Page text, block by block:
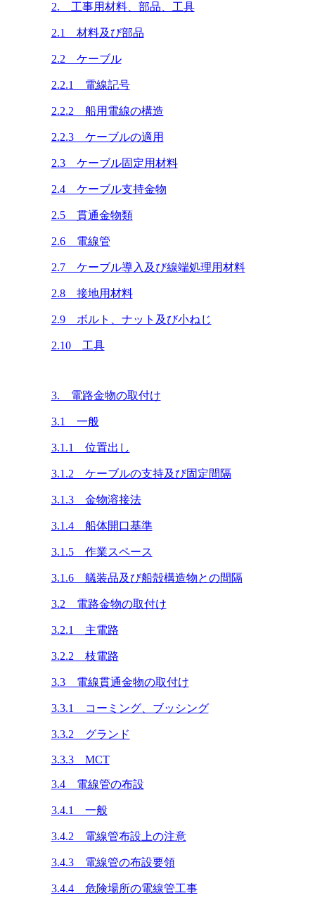
2. 工事用材料、部品、工具
2.1 材料及び部品
2.2 ケーブル
2.2.1 電線記号
2.2.2 船用電線の構造
2.2.3 ケーブルの適用
2.3 ケーブル固定用材料
2.4 ケーブル支持金物
2.5 貫通金物類
2.6 電線管
2.7 ケーブル導入及び線端処理用材料
2.8 接地用材料
2.9 ボルト、ナット及び小ねじ
2.10 工具
3. 電路金物の取付け
3.1 一般
3.1.1 位置出し
3.1.2 ケーブルの支持及び固定間隔
3.1.3 金物溶接法
3.1.4 船体開口基準
3.1.5 作業スペース
3.1.6 艤装品及び船殻構造物との間隔
3.2 電路金物の取付け
3.2.1 主電路
3.2.2 枝電路
3.3 電線貫通金物の取付け
3.3.1 コーミング、ブッシング
3.3.2 グランド
3.3.3 MCT
3.4 電線管の布設
3.4.1 一般
3.4.2 電線管布設上の注意
3.4.3 電線管の布設要領
3.4.4 危険場所の電線管工事